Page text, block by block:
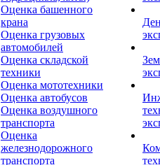
Оценка башенного
крана
Оценка грузовых
автомобилей
Оценка складской
техники
Оценка мототехники
Оценка автобусов
Оценка воздушного
транспорта
Оценка
железнодорожного
транспорта